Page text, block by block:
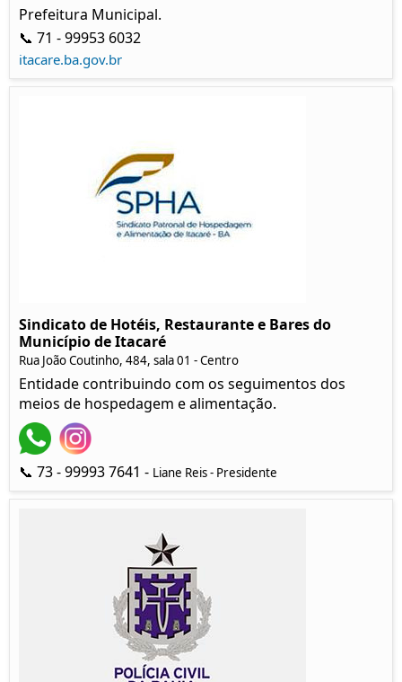
Prefeitura Municipal.
📞 71 - 99953 6032
itacare.ba.gov.br
Sindicato de Hotéis, Restaurante e Bares do
Município de Itacaré
Rua João Coutinho, 484, sala 01 - Centro
Entidade contribuindo com os seguimentos dos
meios de hospedagem e alimentação.
📞 73 - 99993 7641 - Liane Reis - Presidente